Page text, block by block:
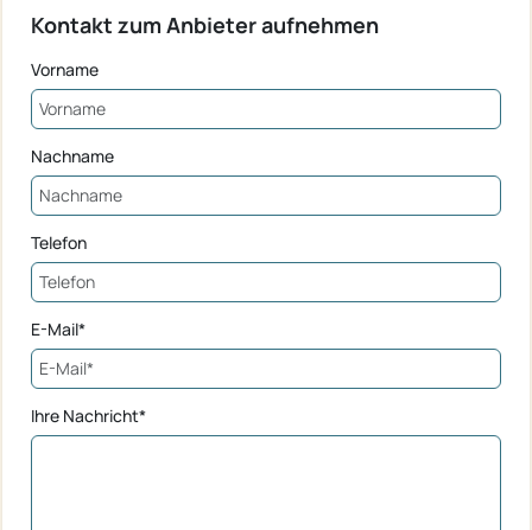
Kontakt zum Anbieter aufnehmen
Vorname
Nachname
Telefon
E-Mail*
Ihre Nachricht*